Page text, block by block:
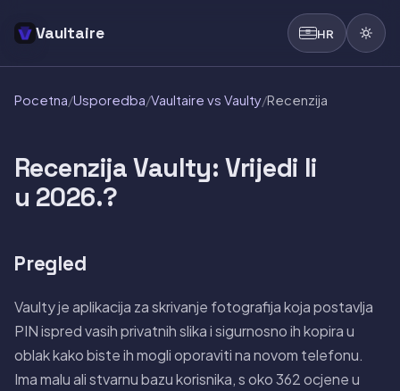
Vaultaire HR
Pocetna/Usporedba/Vaultaire vs Vaulty/Recenzija
Recenzija Vaulty: Vrijedi li
u 2026.?
Pregled
Vaulty je aplikacija za skrivanje fotografija koja postavlja
PIN ispred vasih privatnih slika i sigurnosno ih kopira u
oblak kako biste ih mogli oporaviti na novom telefonu.
Ima malu ali stvarnu bazu korisnika, s oko 362 ocjene u